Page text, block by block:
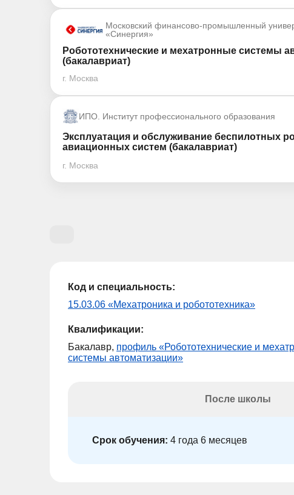
Московский финансово-промышленный
«Синергия»
Робототехнические и мехатронные системы
(бакалавриат)
г. Москва
ИПО. Институт профессионального образования
Эксплуатация и обслуживание беспилотных
авиационных систем (бакалавриат)
г. Москва
Код и специальность:
15.03.06 «Мехатроника и робототехника»
Квалификации:
Бакалавр, профиль «Робототехнические и
системы автоматизации»
После школы
Срок обучения: 4 года 6 месяцев